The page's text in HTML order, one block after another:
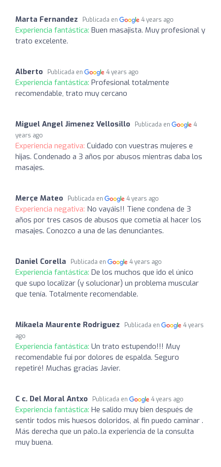
Marta Fernandez Publicada en 4 years ago
Experiencia fantástica: Buen masajista. Muy profesional y
trato excelente.
Alberto Publicada en 4 years ago
Experiencia fantástica: Profesional totalmente
recomendable, trato muy cercano
Miguel Angel Jimenez Vellosillo Publicada en
4
years ago
Experiencia negativa: Cuidado con vuestras mujeres e
hijas. Condenado a 3 años por abusos mientras daba los
masajes.
Merçe Mateo Publicada en 4 years ago
Experiencia negativa: No vayáis!! Tiene condena de 3
años por tres casos de abusos que cometía al hacer los
masajes. Conozco a una de las denunciantes.
Daniel Corella Publicada en 4 years ago
Experiencia fantástica: De los muchos que ido el único
que supo localizar (y solucionar) un problema muscular
que tenía. Totalmente recomendable.
Mikaela Maurente Rodriguez Publicada en
4 years
ago
Experiencia fantástica: Un trato estupendo!!! Muy
recomendable fui por dolores de espalda. Seguro
repetiré! Muchas gracias Javier.
C c. Del Moral Antxo Publicada en 4 years ago
Experiencia fantástica: He salido muy bien después de
sentir todos mis huesos doloridos, al fin puedo caminar .
Más derecha que un palo..la experiencia de la consulta
muy buena.